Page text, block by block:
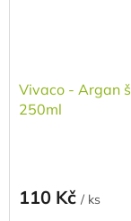
Vivaco - Argan
250ml
110 Kč / ks